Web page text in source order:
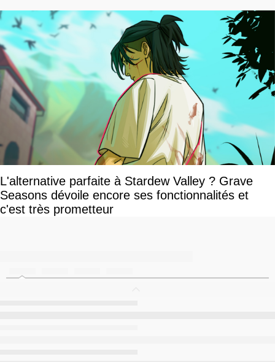
L'alternative parfaite à Stardew Valley ? Grave
Seasons dévoile encore ses fonctionnalités et
c'est très prometteur